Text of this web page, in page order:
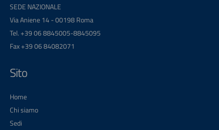
SEDE NAZIONALE
Via Aniene 14 - 00198 Roma
Tel. +39 06 8845005-8845095
Fax +39 06 84082071
Sito
Home
Chi siamo
Sedi